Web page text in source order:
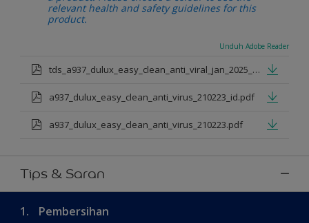
relevant health and safety guidelines for this
product.
Unduh Adobe Reader
tds_a937_dulux_easy_clean_anti_viral_jan_2025_id.pdf
a937_dulux_easy_clean_anti_virus_210223_id.pdf
a937_dulux_easy_clean_anti_virus_210223.pdf
Tips & Saran
1. Pembersihan